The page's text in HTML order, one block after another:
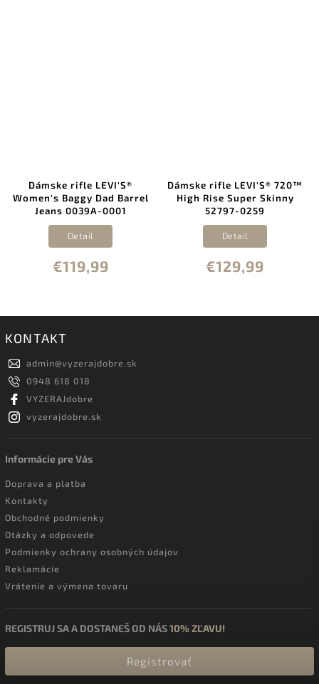
Dámske rifle LEVI'S®
Women's Baggy Dad Barrel
Jeans 0039A-0001
€119,99
Detail
Dámske rifle LEVI'S® 720™
High Rise Super Skinny
52797-0259
€129,99
Detail
KONTAKT
admin@vyzerajdobre.sk
0948 618 018
VYZERAJdobre
vyzerajdobre.sk
Informácie pre Vás
Doprava a platba
Kontakty
Obchodné podmienky
Otázky a odpovede
Podmienky ochrany osobných údajov
Reklamácie
Vrátenie a výmena tovaru
REGISTRUJ SA A DOSTANEŠ OD NÁS10% ZĽAVU!
Registrovať